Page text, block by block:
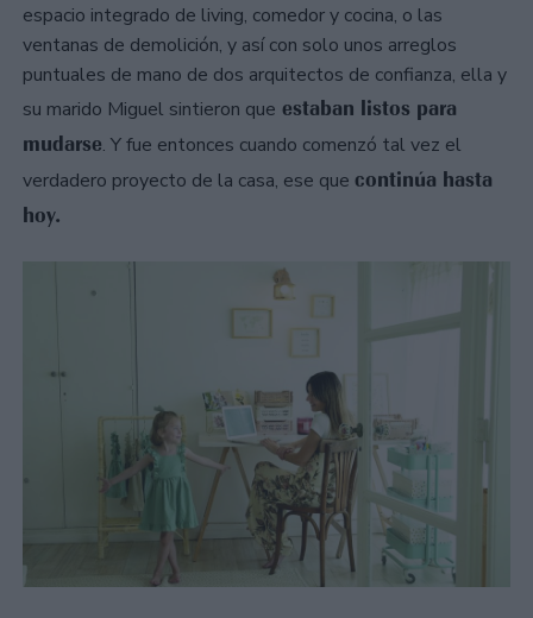
espacio integrado de living, comedor y cocina, o las
ventanas de demolición, y así con solo unos arreglos
puntuales de mano de dos arquitectos de confianza, ella y
su marido Miguel sintieron que estaban listos para
mudarse. Y fue entonces cuando comenzó tal vez el
verdadero proyecto de la casa, ese que continúa hasta
hoy.